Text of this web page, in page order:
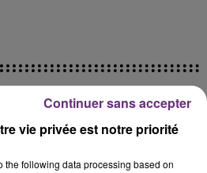
vie privée est notre priorité
the following data processing based on
Continuer sans accepter